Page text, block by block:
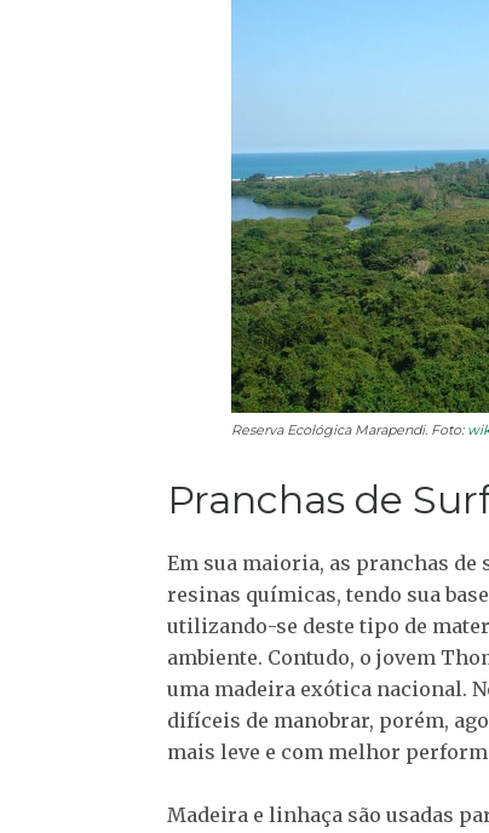
Reserva Ecológica Marapendi. Foto:
Pranchas de
Em sua maioria, as pranchas
resinas químicas, tendo sua
utilizando-se deste tipo de
ambiente. Contudo, o jovem
uma madeira exótica nacional.
difíceis de manobrar, porém,
mais leve e com melhor
Madeira e linhaça são usadas